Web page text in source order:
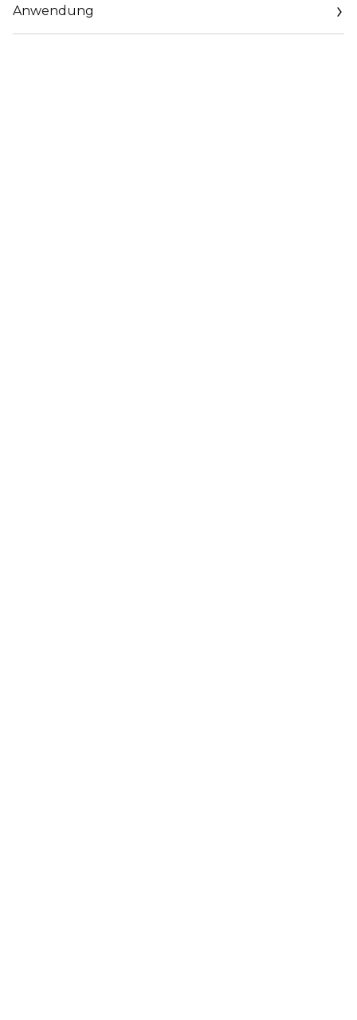
Anwendung